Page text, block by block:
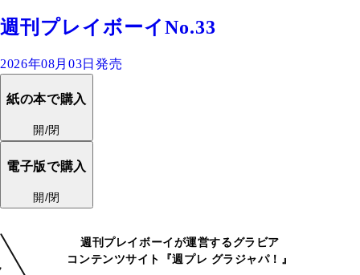
週刊プレイボーイNo.33
2026年08月03日発売
紙の本で購入
開/閉
電子版で購入
開/閉
週刊プレイボーイが運営するグラビア
コンテンツサイト『週プレ グラジャパ！』